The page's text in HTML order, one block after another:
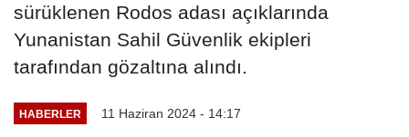
sürüklenen Rodos adası açıklarında
Yunanistan Sahil Güvenlik ekipleri
tarafından gözaltına alındı.
HABERLER 11 Haziran 2024 - 14:17